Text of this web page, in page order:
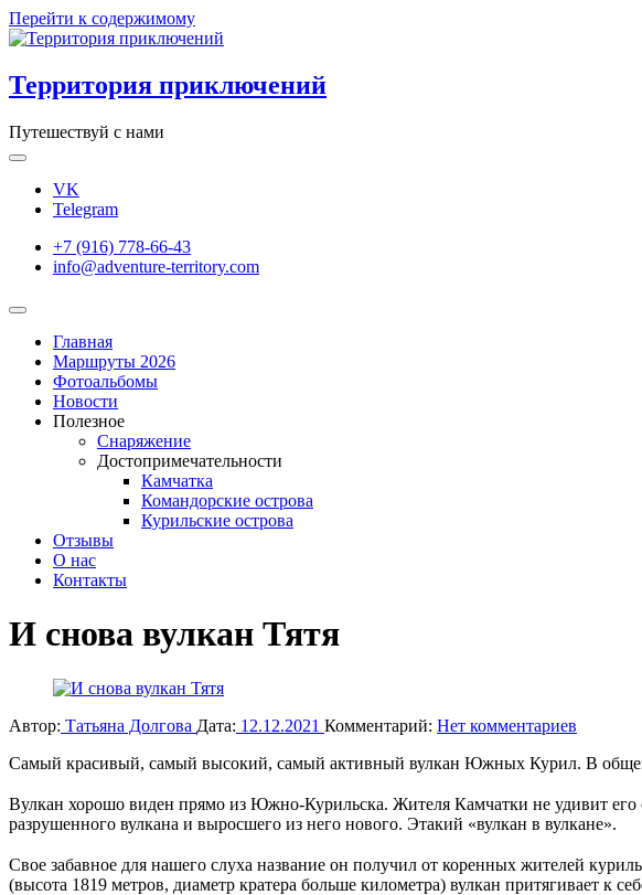
Перейти к содержимому
Территория приключений
Путешествуй с нами
VK
Telegram
+7 (916) 778-66-43
info@adventure-territory.com
Главная
Маршруты 2026
Фотоальбомы
Новости
Полезное
Снаряжение
Достопримечательности
Камчатка
Командорские острова
Курильские острова
Отзывы
О нас
Контакты
И снова вулкан Тятя
Автор: Татьяна Долгова Дата: 12.12.2021 Комментарий: Нет комментариев
Самый красивый, самый высокий, самый активный вулкан Южных Курил. В
Вулкан хорошо виден прямо из Южно-Курильска. Жителя Камчатки не удивит его
разрушенного вулкана и выросшего из него нового. Этакий «вулкан в вулкане».
Свое забавное для нашего слуха название он получил от коренных жителей
(высота 1819 метров, диаметр кратера больше километра) вулкан притягивает к